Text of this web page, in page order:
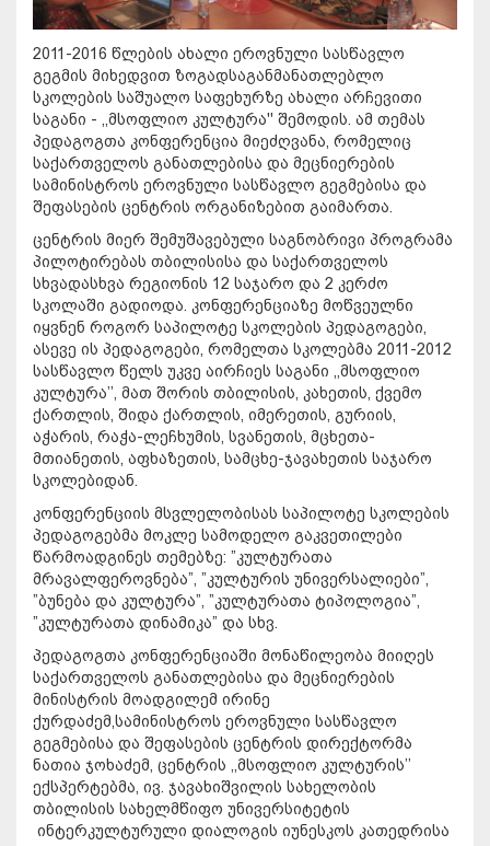
2011-2016 წლების ახალი ეროვნული სასწავლო
გეგმის მიხედვით ზოგადსაგანმანათლებლო
სკოლების საშუალო საფეხურზე ახალი არჩევითი
საგანი - ,,მსოფლიო კულტურა'' შემოდის. ამ თემას
პედაგოგთა კონფერენცია მიეძღვანა, რომელიც
საქართველოს განათლებისა და მეცნიერების
სამინისტროს ეროვნული სასწავლო გეგმებისა და
შეფასების ცენტრის ორგანიზებით გაიმართა.
ცენტრის მიერ შემუშავებული საგნობრივი პროგრამა
პილოტირებას თბილისისა და საქართველოს
სხვადასხვა რეგიონის 12 საჯარო და 2 კერძო
სკოლაში გადიოდა. კონფერენციაზე მოწვეულნი
იყვნენ როგორ საპილოტე სკოლების პედაგოგები,
ასევე ის პედაგოგები, რომელთა სკოლებმა 2011-2012
სასწავლო წელს უკვე აირჩიეს საგანი ,,მსოფლიო
კულტურა’’, მათ შორის თბილისის, კახეთის, ქვემო
ქართლის, შიდა ქართლის, იმერეთის, გურიის,
აჭარის, რაჭა-ლეჩხუმის, სვანეთის, მცხეთა-
მთიანეთის, აფხაზეთის, სამცხე-ჯავახეთის საჯარო
სკოლებიდან.
კონფერენციის მსვლელობისას საპილოტე სკოლების
პედაგოგებმა მოკლე სამოდელო გაკვეთილები
წარმოადგინეს თემებზე: ”კულტურათა
მრავალფეროვნება”, ”კულტურის უნივერსალიები”,
”ბუნება და კულტურა”, ”კულტურათა ტიპოლოგია”,
”კულტურათა დინამიკა” და სხვ.
პედაგოგთა კონფერენციაში მონაწილეობა მიიღეს
საქართველოს განათლებისა და მეცნიერების
მინისტრის მოადგილემ ირინე
ქურდაძემ,სამინისტროს ეროვნული სასწავლო
გეგმებისა და შეფასების ცენტრის დირექტორმა
ნათია ჯოხაძემ, ცენტრის ,,მსოფლიო კულტურის’’
ექსპერტებმა, ივ. ჯავახიშვილის სახელობის
თბილისის სახელმწიფო უნივერსიტეტის
ინტერკულტურული დიალოგის იუნესკოს კათედრისა